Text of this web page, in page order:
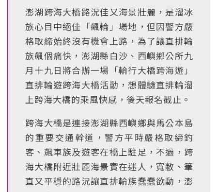
澎湖跨海大橋路況佳又海景壯麗，是溜冰
族心目中絕佳「飆輪」場地，但因警方嚴
格取締始終沒有機會上路，為了讓直排輪
族飆個痛快，澎湖縣白沙、西嶼鄉公所九
月十九日將合辦一場「輪行大橋跨海遊」
直排輪遊跨海大橋活動，想體驗直排輪溜
上跨海大橋的乘風快感，後天報名截止。
跨海大橋是連接澎湖縣西嶼鄉與馬公本島
的重要交通幹道，警方平時嚴格取締釣
客、飆車族及遊客在橋上駐足，不過，跨
海大橋附近壯麗海景實在迷人，寬敝、筆
直又平穩的路況讓直排輪族蠢蠢欲動，澎